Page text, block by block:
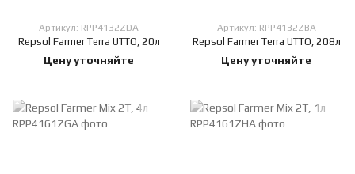
Артикул: RPP4132ZDA
Repsol Farmer Terra UTTO, 20л
Цену уточняйте
Артикул: RPP4132ZBA
Repsol Farmer Terra UTTO, 208л
Цену уточняйте